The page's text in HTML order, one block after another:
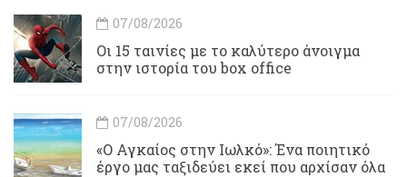
07/08/2026
Οι 15 ταινίες με το καλύτερο άνοιγμα
στην ιστορία του box office
07/08/2026
«Ο Αγκαίος στην Ιωλκό»: Ένα ποιητικό
έργο μας ταξιδεύει εκεί που αρχίσαν όλα